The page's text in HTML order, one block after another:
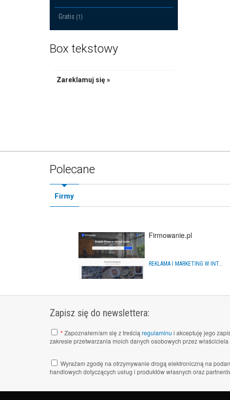
Gratis (1)
Box tekstowy
Zareklamuj się »
Polecane
Firmy
Firmowanie.pl
REKLAMA I MARKETING W INTERNECIE
Zapisz się do newslettera:
* Zapoznałem/am się z treścią regulaminu i akceptuję jego
zakresie przetwarzania moich danych osobowych przez właściciela
Wyrażam zgodę na otrzymywanie drogą elektroniczną na
handlowych dotyczących usług i produktów własnych oraz